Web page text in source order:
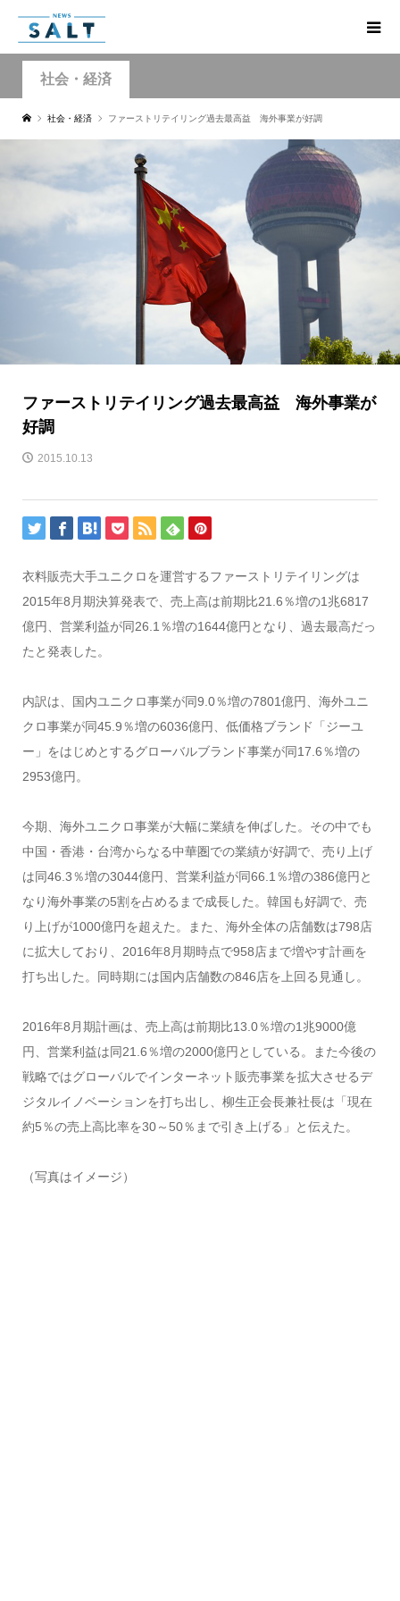
社会・経済
社会・経済 ファーストリテイリング過去最高益 海外事業が好調
ファーストリテイリング過去最高益 海外事業が
好調
2015.10.13
衣料販売大手ユニクロを運営するファーストリテイリングは
2015年8月期決算発表で、売上高は前期比21.6％増の1兆6817
億円、営業利益が同26.1％増の1644億円となり、過去最高だっ
たと発表した。
内訳は、国内ユニクロ事業が同9.0％増の7801億円、海外ユニ
クロ事業が同45.9％増の6036億円、低価格ブランド「ジーユ
ー」をはじめとするグローバルブランド事業が同17.6％増の
2953億円。
今期、海外ユニクロ事業が大幅に業績を伸ばした。その中でも
中国・香港・台湾からなる中華圏での業績が好調で、売り上げ
は同46.3％増の3044億円、営業利益が同66.1％増の386億円と
なり海外事業の5割を占めるまで成長した。韓国も好調で、売
り上げが1000億円を超えた。また、海外全体の店舗数は798店
に拡大しており、2016年8月期時点で958店まで増やす計画を
打ち出した。同時期には国内店舗数の846店を上回る見通し。
2016年8月期計画は、売上高は前期比13.0％増の1兆9000億
円、営業利益は同21.6％増の2000億円としている。また今後の
戦略ではグローバルでインターネット販売事業を拡大させるデ
ジタルイノベーションを打ち出し、柳生正会長兼社長は「現在
約5％の売上高比率を30～50％まで引き上げる」と伝えた。
（写真はイメージ）